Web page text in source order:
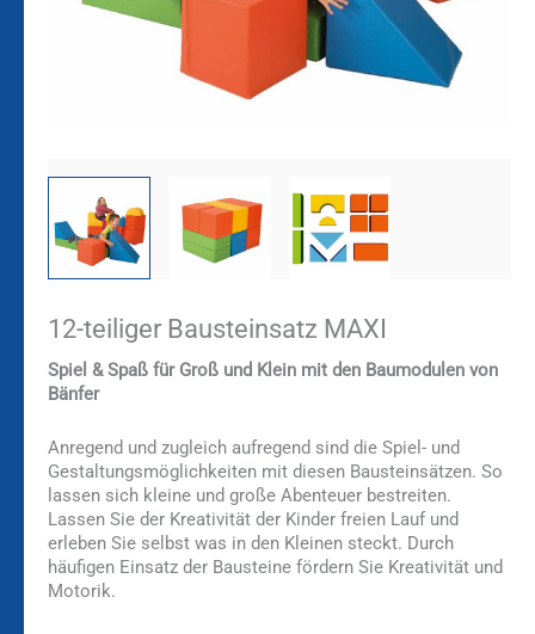
12-teiliger Bausteinsatz MAXI
Spiel & Spaß für Groß und Klein mit den Baumodulen von
Bänfer
Anregend und zugleich aufregend sind die Spiel- und
Gestaltungsmöglichkeiten mit diesen Bausteinsätzen. So
lassen sich kleine und große Abenteuer bestreiten.
Lassen Sie der Kreativität der Kinder freien Lauf und
erleben Sie selbst was in den Kleinen steckt. Durch
häufigen Einsatz der Bausteine fördern Sie Kreativität und
Motorik.